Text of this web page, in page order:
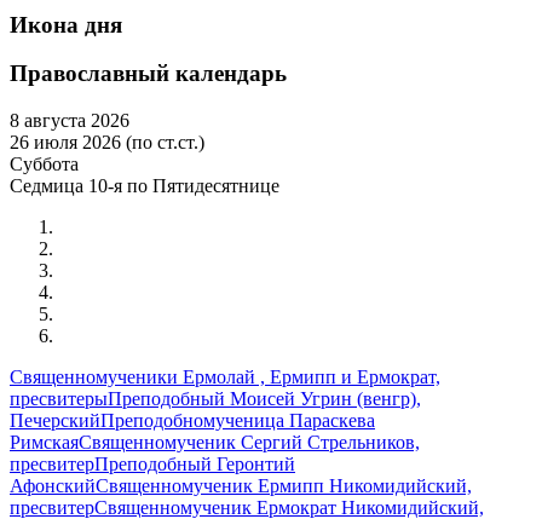
Икона дня
Православный календарь
8 августа 2026
26 июля 2026 (по ст.ст.)
Суббота
Седмица 10-я по Пятидесятнице
Священномученики Ермолай , Ермипп и Ермократ,
пресвитерыПреподобный Моисей Угрин (венгр),
ПечерскийПреподобномученица Параскева
РимскаяСвященномученик Сергий Стрельников,
пресвитерПреподобный Геронтий
АфонскийСвященномученик Ермипп Никомидийский,
пресвитерСвященномученик Ермократ Никомидийский,